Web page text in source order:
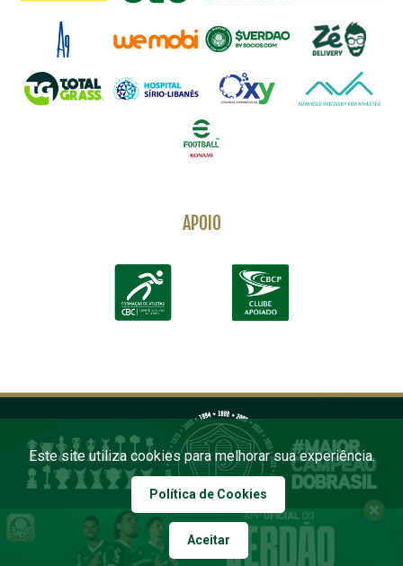
APOIO
COPYRIGHT 2026 PALMEIRAS. TODOS OS DIREITOS RESERVADOS
Este site utiliza cookies para melhorar sua experiência.
Política de Cookies
Aceitar